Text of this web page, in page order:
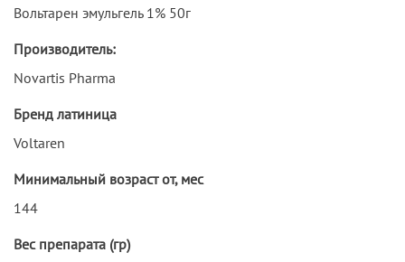
Вольтарен эмульгель 1% 50г
Производитель:
Novartis Pharma
Бренд латиница
Voltaren
Минимальный возраст от, мес
144
Вес препарата (гр)